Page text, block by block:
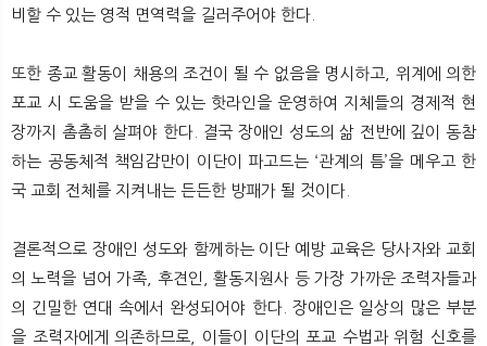
비할 수 있는 영적 면역력을 길러주어야 한다.
또한 종교 활동이 채용의 조건이 될 수 없음을 명시하고, 위계에 의한
포교 시 도움을 받을 수 있는 핫라인을 운영하여 지체들의 경제적 현
장까지 촘촘히 살펴야 한다. 결국 장애인 성도의 삶 전반에 깊이 동참
하는 공동체적 책임감만이 이단이 파고드는 ‘관계의 틈’을 메우고 한
국 교회 전체를 지켜내는 든든한 방패가 될 것이다.
결론적으로 장애인 성도와 함께하는 이단 예방 교육은 당사자와 교회
의 노력을 넘어 가족, 후견인, 활동지원사 등 가장 가까운 조력자들과
의 긴밀한 연대 속에서 완성되어야 한다. 장애인은 일상의 많은 부분
을 조력자에게 의존하므로, 이들이 이단의 포교 수법과 위험 신호를